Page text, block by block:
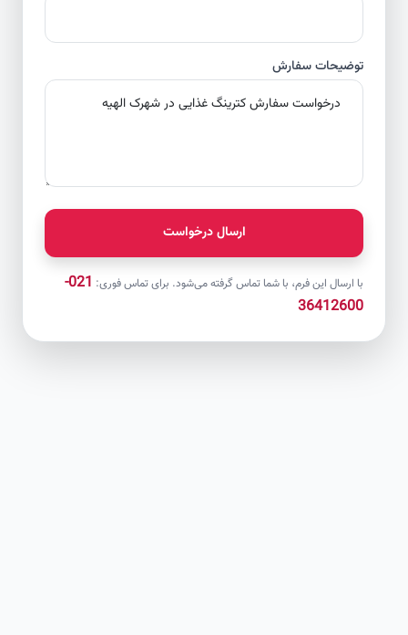
توضیحات سفارش
ارسال درخواست
با ارسال این فرم، با شما تماس گرفته می‌شود. برای تماس فوری:
021-
36412600